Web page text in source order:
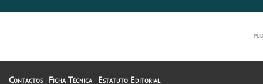
Contactos Ficha Técnica
Estatuto Editorial